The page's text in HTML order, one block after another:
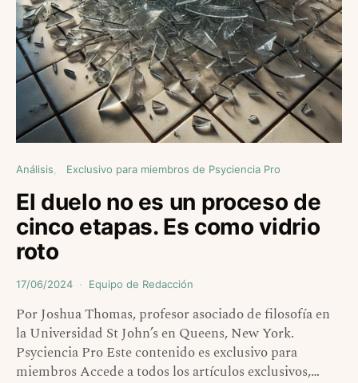
Análisis Exclusivo para miembros de Psyciencia Pro
El duelo no es un proceso de
cinco etapas. Es como vidrio
roto
17/06/2024 Equipo de Redacción
Por Joshua Thomas, profesor asociado de filosofía en
la Universidad St John’s en Queens, New York.
Psyciencia Pro Este contenido es exclusivo para
miembros Accede a todos los artículos exclusivos,…